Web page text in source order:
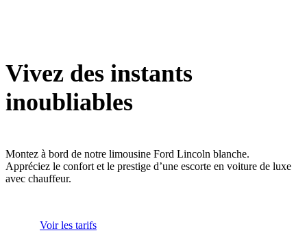
Vivez des instants
inoubliables
Montez à bord de notre limousine Ford Lincoln blanche.
Appréciez le confort et le prestige d’une escorte en voiture de luxe
avec chauffeur.
Voir les tarifs